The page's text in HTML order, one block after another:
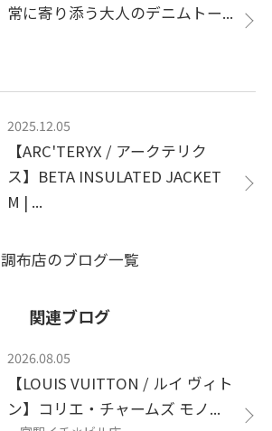
常に寄り添う大人のデニムトー...
2025.12.05
【ARC'TERYX / アークテリク
ス】BETA INSULATED JACKET
M | ...
調布店のブログ一覧
関連ブログ
2026.08.05
【LOUIS VUITTON / ルイ ヴィト
ン】コリエ・チャームズ モノ...